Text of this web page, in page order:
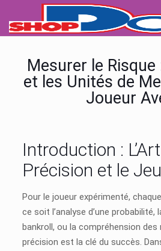
Mesurer le Risque
et les Unités de
Joueur
Introduction :
Précision et le
Pour le joueur expérimenté,
ce soit l’analyse d’une probabilité,
bankroll, ou la compréhension des
précision est la clé du succès.